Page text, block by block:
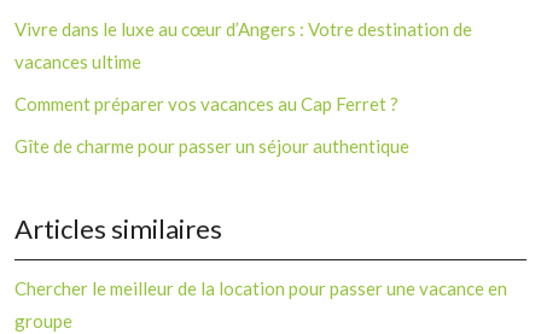
Vivre dans le luxe au cœur d’Angers : Votre destination de
vacances ultime
Comment préparer vos vacances au Cap Ferret ?
Gîte de charme pour passer un séjour authentique
Articles similaires
Chercher le meilleur de la location pour passer une vacance en
groupe